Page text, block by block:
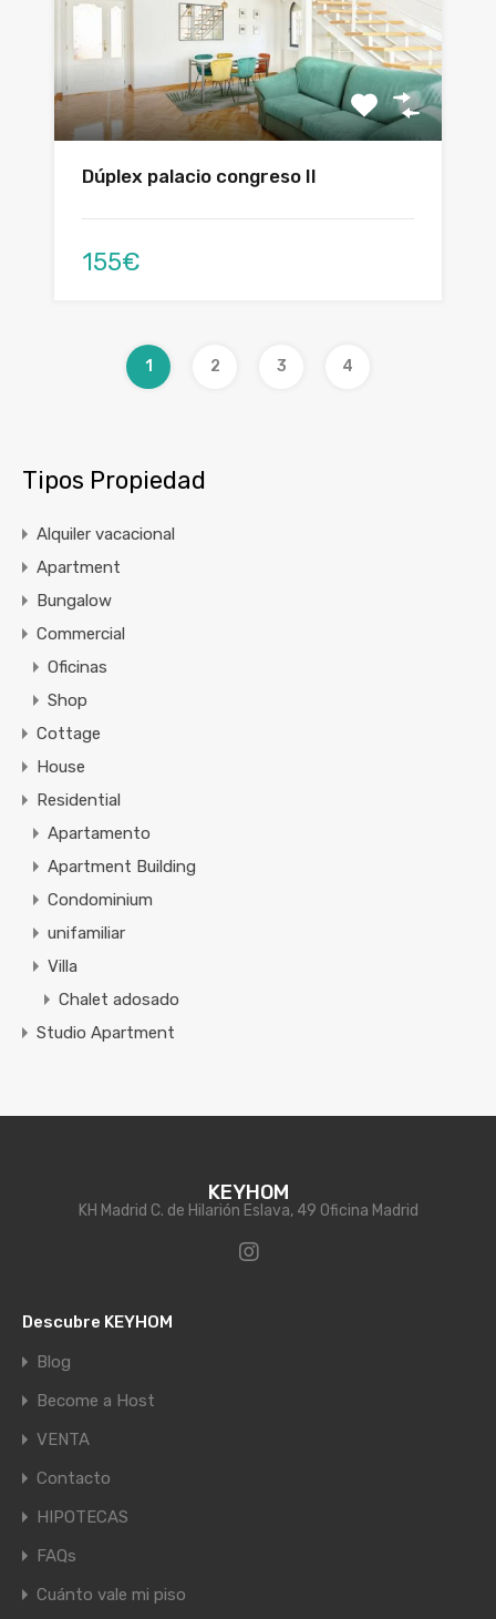
Dúplex palacio congreso II
155€
1 2 3 4
Tipos Propiedad
Alquiler vacacional
Apartment
Bungalow
Commercial
Oficinas
Shop
Cottage
House
Residential
Apartamento
Apartment Building
Condominium
unifamiliar
Villa
Chalet adosado
Studio Apartment
KEYHOM
KH Madrid C. de Hilarión Eslava, 49 Oficina Madrid
Descubre KEYHOM
Blog
Become a Host
VENTA
Contacto
HIPOTECAS
FAQs
Cuánto vale mi piso